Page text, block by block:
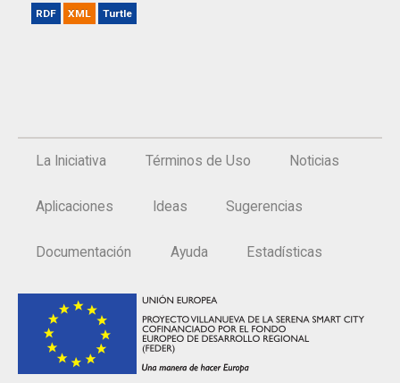
RDF XML Turtle
La Iniciativa Términos de Uso Noticias
Aplicaciones Ideas Sugerencias
Documentación Ayuda Estadísticas